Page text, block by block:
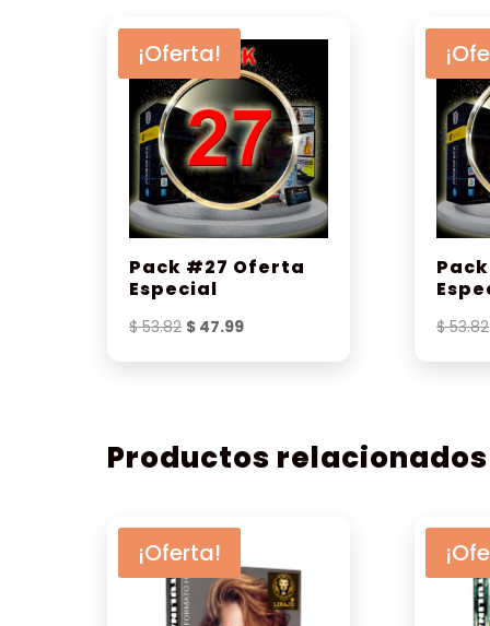
¡Oferta!
Pack #27 Oferta
Especial
$53.82 El
$ 47.99El
$53.82
Productos relacionados
¡Oferta!